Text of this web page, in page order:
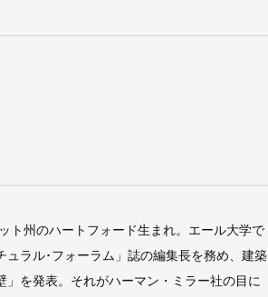
ト州のハートフォード生まれ。エール大学で
ラル･フォーラム」誌の編集長を務め、建築
を発表。それがハーマン・ミラー社の目に